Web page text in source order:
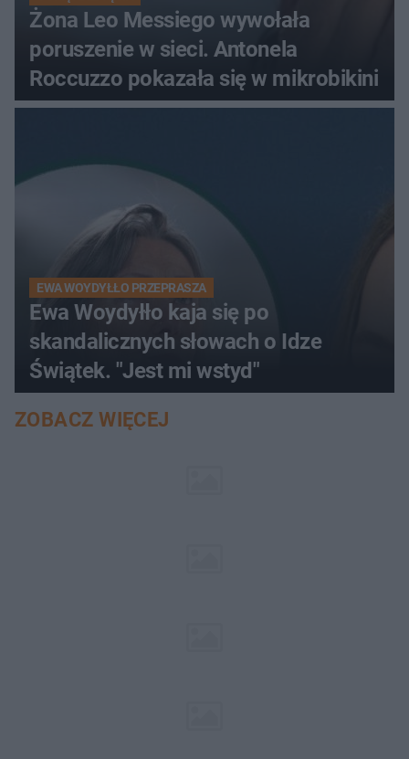
Żona Leo Messiego wywołała
poruszenie w sieci. Antonela
Roccuzzo pokazała się w mikrobikini
EWA WOYDYŁŁO PRZEPRASZA
Ewa Woydyłło kaja się po
skandalicznych słowach o Idze
Świątek. "Jest mi wstyd"
ZOBACZ WIĘCEJ